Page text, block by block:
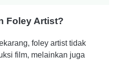
Foley Artist?
foley artist tidak
film, melainkan juga